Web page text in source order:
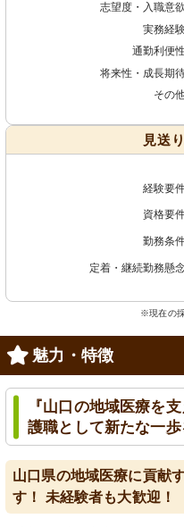
志望度・入職意欲
実務経
通勤利便性
将来性・成長期
その
見送
経験要
資格要
勤務条
定着・継続勤務懸
※現在の
魅力・特徴
『山口の地域医療を
護職として新たな一歩
山口県の地域医療に貢献
す！ 未経験者も大歓迎！